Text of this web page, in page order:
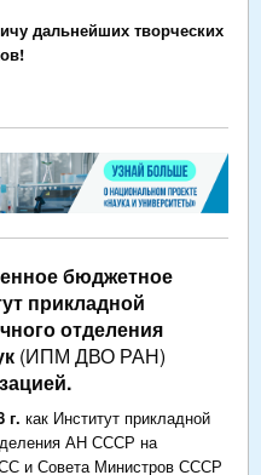
дальнейших творческих
бюджетное
прикладной
отделения
(ИПМ ДВО РАН)
г. как Институт прикладной
АН СССР на
и Совета Министров СССР